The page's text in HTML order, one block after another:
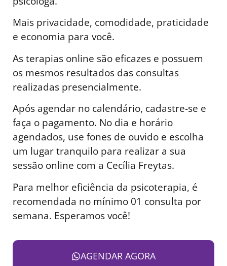
Mais privacidade, comodidade, praticidade
e economia para você.
As terapias online são eficazes e possuem
os mesmos resultados das consultas
realizadas presencialmente.
Após agendar no calendário, cadastre-se e
faça o pagamento. No dia e horário
agendados, use fones de ouvido e escolha
um lugar tranquilo para realizar a sua
sessão online com a Cecília Freytas.
Para melhor eficiência da psicoterapia, é
recomendada no mínimo 01 consulta por
semana. Esperamos você!
AGENDAR AGORA